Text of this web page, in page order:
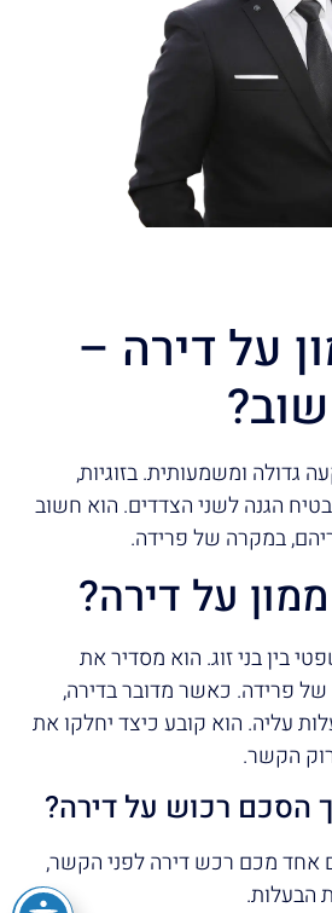
על דירה –
גדולה ומשמעותית. בזוגיות,
הגנה לשני הצדדים. הוא חשוב
במקרה של פרידה.
על דירה?
בין בני זוג. הוא מסדיר את
פרידה. כאשר מדובר בדירה,
עליה. הוא קובע כיצד יחלקו את
הקשר.
הסכם רכוש על דירה?
אחד מכם רכש דירה לפני הקשר,
הבעלות.